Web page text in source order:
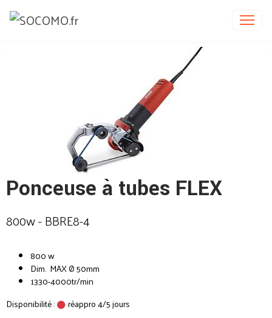
Ponceuse à tubes FLEX
800w - BBRE8-4
800 w
Dim. MAX Ø 50mm
1330-4000tr/min
Disponibilité :
réappro 4/5 jours